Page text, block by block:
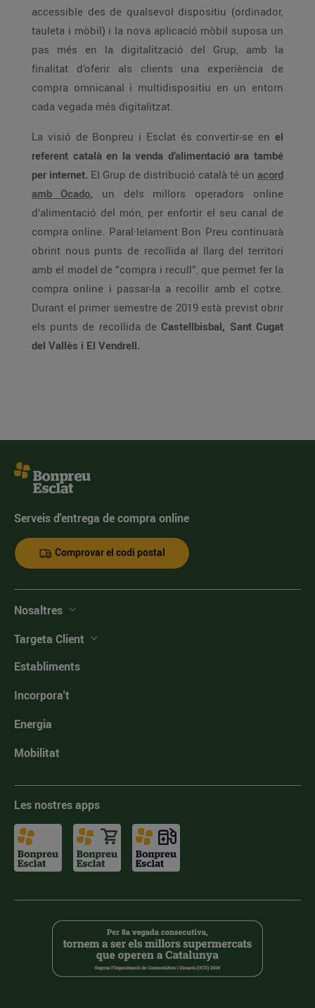
accessible des de qualsevol dispositiu (ordinador,
tauleta i mòbil) i la nova aplicació mòbil suposa un
pas més en la digitalització del Grup, amb la
finalitat d’oferir als clients una experiència de
compra omnicanal i multidispositiu en un entorn
cada vegada més digitalitzat.
La visió de Bonpreu i Esclat és convertir-se en el
referent català en la venda d’alimentació ara també
per internet. El Grup de distribució català té un acord
amb Ocado, un dels millors operadors online
d’alimentació del món, per enfortir el seu canal de
compra online. Paral·lelament Bon Preu continuarà
obrint nous punts de recollida al llarg del territori
amb el model de ”compra i recull”, que permet fer la
compra online i passar-la a recollir amb el cotxe.
Durant el primer semestre de 2019 està previst obrir
els punts de recollida de Castellbisbal, Sant Cugat
del Vallès i El Vendrell.
Serveis d'entrega de compra online
Comprovar el codi postal
Nosaltres
Targeta Client
Establiments
Incorpora't
Energia
Mobilitat
Les nostres apps